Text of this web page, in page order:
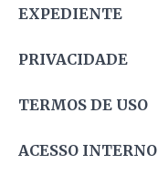
EXPEDIENTE
PRIVACIDADE
TERMOS DE USO
ACESSO INTERNO